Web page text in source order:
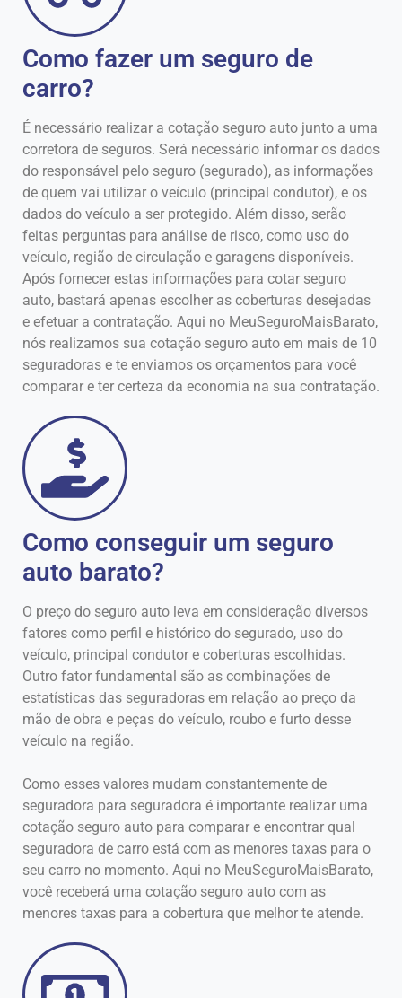
Como fazer um seguro de
carro?
É necessário realizar a cotação seguro auto junto a uma
corretora de seguros. Será necessário informar os dados
do responsável pelo seguro (segurado), as informações
de quem vai utilizar o veículo (principal condutor), e os
dados do veículo a ser protegido. Além disso, serão
feitas perguntas para análise de risco, como uso do
veículo, região de circulação e garagens disponíveis.
Após fornecer estas informações para cotar seguro
auto, bastará apenas escolher as coberturas desejadas
e efetuar a contratação. Aqui no MeuSeguroMaisBarato,
nós realizamos sua cotação seguro auto em mais de 10
seguradoras e te enviamos os orçamentos para você
comparar e ter certeza da economia na sua contratação.
Como conseguir um seguro
auto barato?
O preço do seguro auto leva em consideração diversos
fatores como perfil e histórico do segurado, uso do
veículo, principal condutor e coberturas escolhidas.
Outro fator fundamental são as combinações de
estatísticas das seguradoras em relação ao preço da
mão de obra e peças do veículo, roubo e furto desse
veículo na região.
Como esses valores mudam constantemente de
seguradora para seguradora é importante realizar uma
cotação seguro auto para comparar e encontrar qual
seguradora de carro está com as menores taxas para o
seu carro no momento. Aqui no MeuSeguroMaisBarato,
você receberá uma cotação seguro auto com as
menores taxas para a cobertura que melhor te atende.